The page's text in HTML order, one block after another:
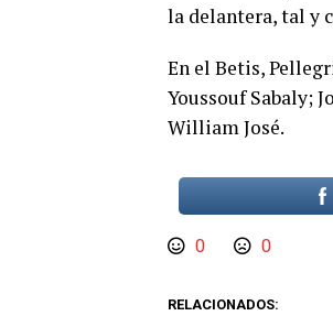
la delantera, tal y
En el Betis,
Youssouf Sabaly;
William José.
0 0
RELACIONADOS: